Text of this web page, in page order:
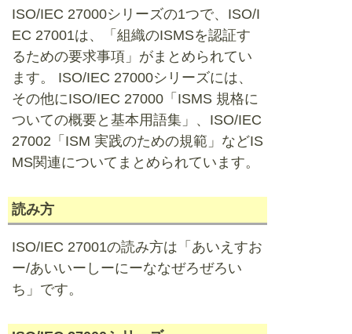
ISO/IEC 27000シリーズの1つで、ISO/I
EC 27001は、「組織のISMSを認証す
るための要求事項」がまとめられてい
ます。 ISO/IEC 27000シリーズには、
その他にISO/IEC 27000「ISMS 規格に
ついての概要と基本用語集」、ISO/IEC
27002「ISM 実践のための規範」などIS
MS関連についてまとめられています。
読み方
ISO/IEC 27001の読み方は「あいえすお
ー/あいいーしーにーななぜろぜろい
ち」です。